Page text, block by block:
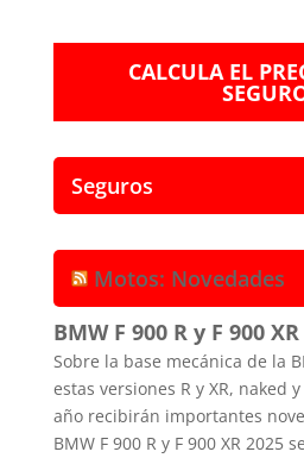
CALCULA EL
Seguros
Motos: Novedades
BMW F 900 R y F 900
Sobre la base mecánica de la
estas versiones R y XR, naked
año recibirán importantes
BMW F 900 R y F 900 XR 2025